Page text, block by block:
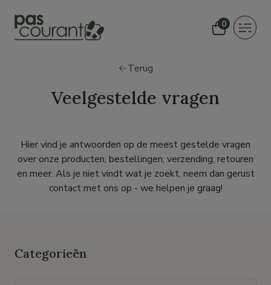
0
Toggle
Terug
Veelgestelde vragen
Hier vind je antwoorden op de meest gestelde vragen
over onze producten, bestellingen, verzending, retouren
en meer. Als je niet vindt wat je zoekt, neem dan gerust
contact met ons op - we helpen je graag!
Categorieën